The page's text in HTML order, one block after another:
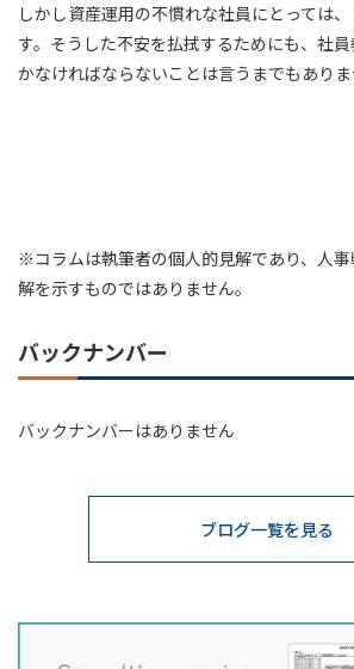
しかし資産運用の不慣れな社員にとっては
す。そうした不安を払拭するためにも、社
かなければならないことは言うまでもありま
※コラムは執筆者の個人的見解であり、人
解を示すものではありません。
バックナンバー
バックナンバーはありません
ブログ一覧を見る